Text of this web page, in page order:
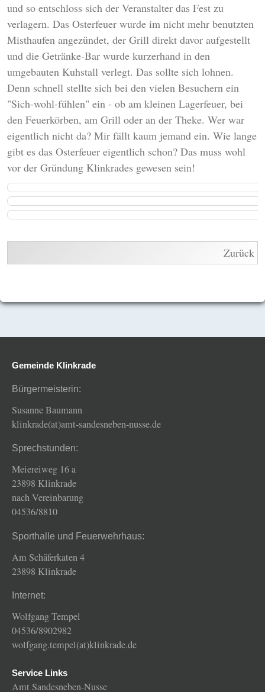
und so entschloss sich der Veranstalter das Fest zu
verlagern. Das Osterfeuer wurde im nicht mehr benutzten
Misthaufen angezündet, der Grill direkt davor aufgestellt
und die Getränke-Bar wurde kurzerhand in den
umgebauten Kuhstall verlegt. Das sollte sich lohnen.
Denn schnell stellte sich bei den vielen Besuchern ein
"Sich-wohl-fühlen" ein - ob am kleinen Lagerfeuer, bei
den Feuerkörben, am Grill oder an der Theke. Wer war
eigentlich nicht da? Mir fällt kaum jemand ein. Wie lange
gibt es das Osterfeuer eigentlich schon? Das muss wohl
vor der Gründung Klinkrades gewesen sein!
Zurück
Gemeinde Klinkrade
Bürgermeisterin:
Susanne Baumann
klinkrade(at)amt-sandesneben-nusse.de
Sprechstunden:
Meiereiweg 16 a
23898 Klinkrade
nach Vereinbarung
04536/8810
Sporthalle und Feuerwehrhaus:
Am Schäferkaten 4
23898 Klinkrade
Internet:
Wolfgang Tempel
04536/8902982
wolfgang.tempel(at)klinkrade.de
Service Links
Amt Sandesneben-Nusse